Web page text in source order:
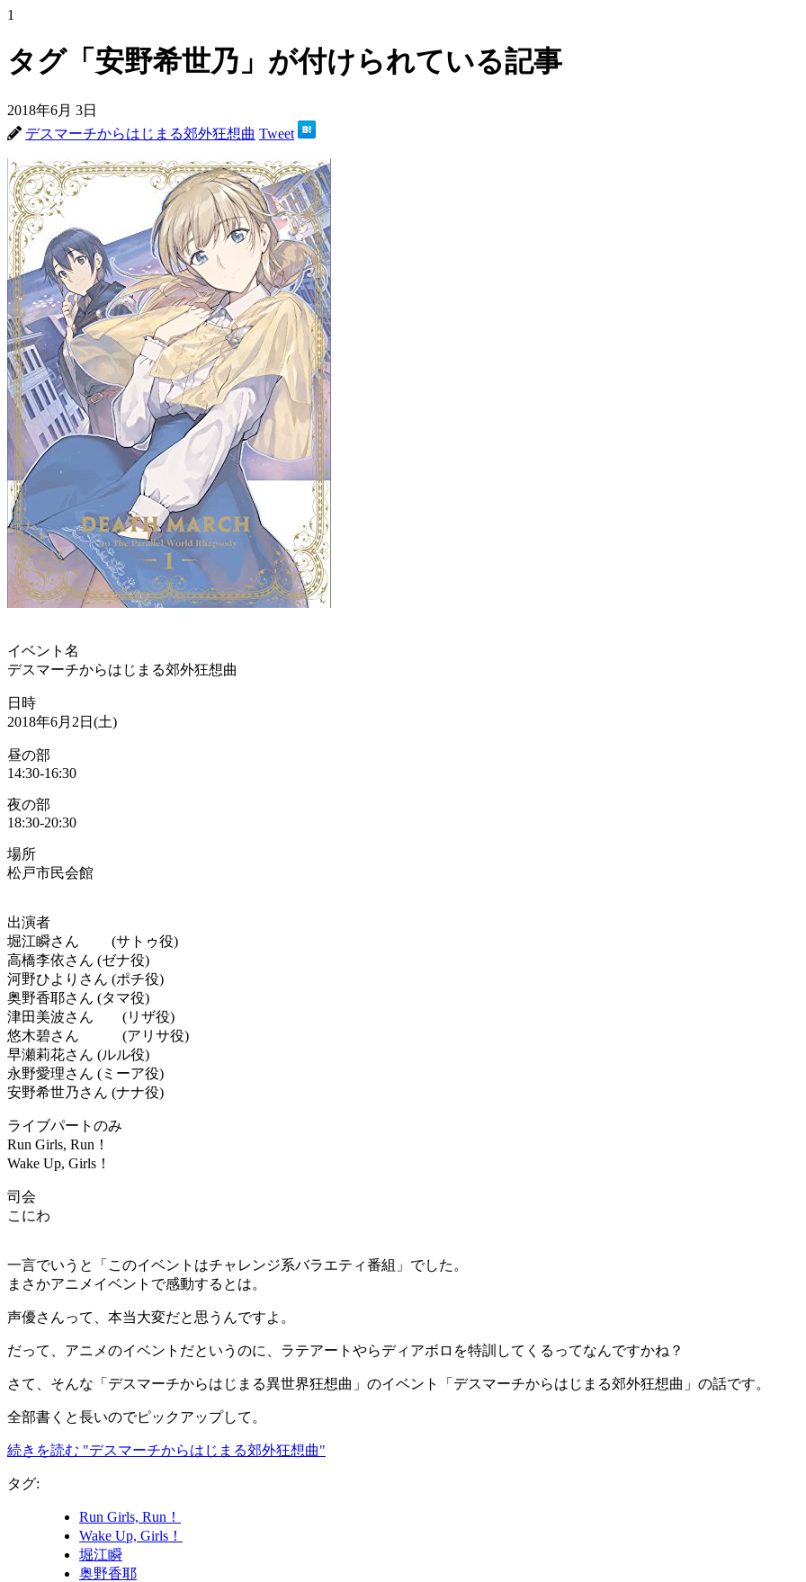
1
タグ「安野希世乃」が付けられている記事
2018年6月 3日
デスマーチからはじまる郊外狂想曲 Tweet
イベント名
デスマーチからはじまる郊外狂想曲
日時
2018年6月2日(土)
昼の部
14:30-16:30
夜の部
18:30-20:30
場所
松戸市民会館
出演者
堀江瞬さん (サトゥ役)
高橋李依さん (ゼナ役)
河野ひよりさん (ポチ役)
奥野香耶さん (タマ役)
津田美波さん (リザ役)
悠木碧さん (アリサ役)
早瀬莉花さん (ルル役)
永野愛理さん (ミーア役)
安野希世乃さん (ナナ役)
ライブパートのみ
Run Girls, Run！
Wake Up, Girls！
司会
こにわ
一言でいうと「このイベントはチャレンジ系バラエティ番組」でした。
まさかアニメイベントで感動するとは。
声優さんって、本当大変だと思うんですよ。
だって、アニメのイベントだというのに、ラテアートやらディアボロを特訓してくるってなんですかね？
さて、そんな「デスマーチからはじまる異世界狂想曲」のイベント「デスマーチからはじまる郊外狂想曲」の話です。
全部書くと長いのでピックアップして。
続きを読む "デスマーチからはじまる郊外狂想曲"
タグ:
Run Girls, Run！
Wake Up, Girls！
堀江瞬
奥野香耶